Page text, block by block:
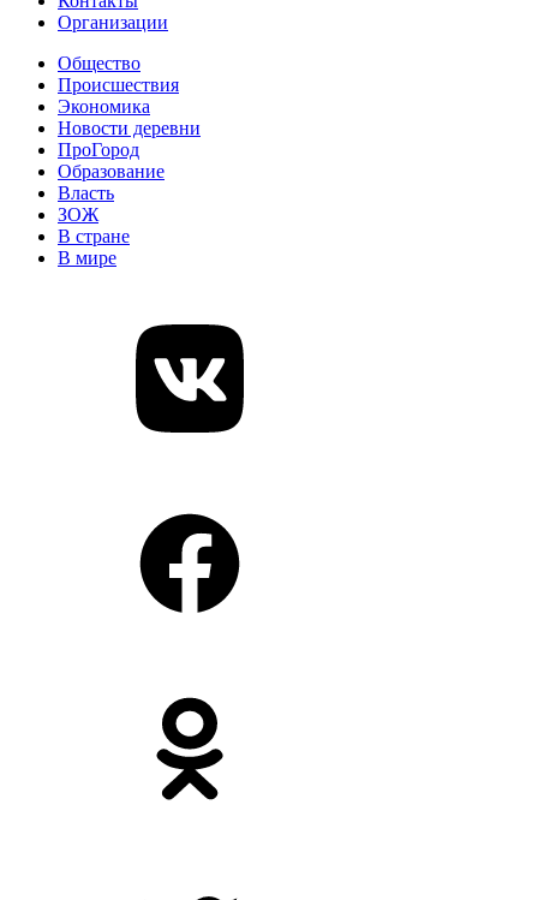
Организации
Общество
Происшествия
Экономика
Новости деревни
ПроГород
Образование
Власть
ЗОЖ
В стране
В мире